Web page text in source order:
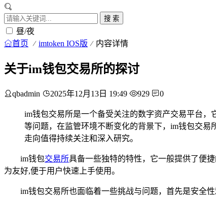
搜 索
昼/夜
首页 imtoken IOS版 内容详情
关于im钱包交易所的探讨
qbadmin 2025年12月13日 19:49 929 0
im钱包交易所是一个备受关注的数字资产交易平台
等问题，在监管环境不断变化的背景下，im钱包交
走向值得持续关注和深入研究。
im钱包交易所具备一些独特的特性，它一般提供了便
为友好,便于用户快速上手使用。
im钱包交易所也面临着一些挑战与问题，首先是安全